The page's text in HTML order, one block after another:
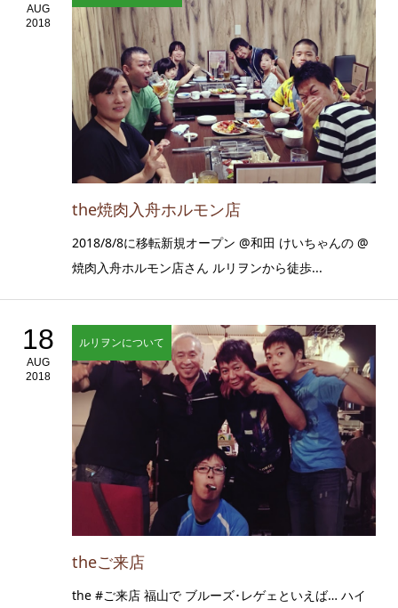
AUG
2018
the焼肉入舟ホルモン店
2018/8/8に移転新規オープン @和田 けいちゃんの @
焼肉入舟ホルモン店さん ルリヲンから徒歩...
18
AUG
2018
ルリヲンについて
theご来店
the #ご来店 福山で ブルーズ･レゲェといえば… ハイ